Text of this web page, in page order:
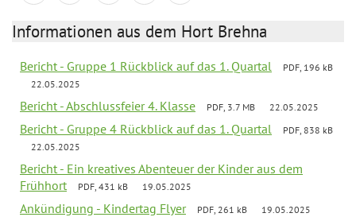
Informationen aus dem Hort Brehna
Bericht - Gruppe 1 Rückblick auf das 1. Quartal
PDF, 196 kB
22.05.2025
Bericht - Abschlussfeier 4. Klasse PDF, 3.7 MB 22.05.2025
Bericht - Gruppe 4 Rückblick auf das 1. Quartal
PDF, 838 kB
22.05.2025
Bericht - Ein kreatives Abenteuer der Kinder aus dem
Frühhort
PDF, 431 kB 19.05.2025
Ankündigung - Kindertag Flyer PDF, 261 kB 19.05.2025